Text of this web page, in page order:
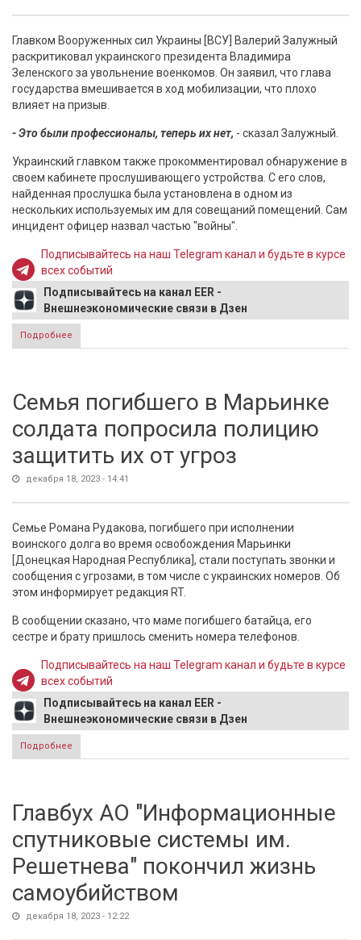
Главком Вооруженных сил Украины [ВСУ] Валерий Залужный
раскритиковал украинского президента Владимира
Зеленского за увольнение военкомов. Он заявил, что глава
государства вмешивается в ход мобилизации, что плохо
влияет на призыв.
- Это были профессионалы, теперь их нет, - сказал Залужный.
Украинский главком также прокомментировал обнаружение в
своем кабинете прослушивающего устройства. С его слов,
найденная прослушка была установлена в одном из
нескольких используемых им для совещаний помещений. Сам
инцидент офицер назвал частью "войны".
Подписывайтесь на наш Telegram канал и будьте в курсе
всех событий
Подписывайтесь на канал EER -
Внешнеэкономические связи в Дзен
Подробнее
прокомментировал установку прослушки в его кабинете
Семья погибшего в Марьинке
солдата попросила полицию
защитить их от угроз
декабря 18, 2023 - 14:41
Семье Романа Рудакова, погибшего при исполнении
воинского долга во время освобождения Марьинки
[Донецкая Народная Республика], стали поступать звонки и
сообщения с угрозами, в том числе с украинских номеров. Об
этом информирует редакция RT.
В сообщении сказано, что маме погибшего батайца, его
сестре и брату пришлось сменить номера телефонов.
Подписывайтесь на наш Telegram канал и будьте в курсе
всех событий
Подписывайтесь на канал EER -
Внешнеэкономические связи в Дзен
Подробнее
полицию защитить их от угроз
Главбух АО "Информационные
спутниковые системы им.
Решетнева" покончил жизнь
самоубийством
декабря 18, 2023 - 12:22